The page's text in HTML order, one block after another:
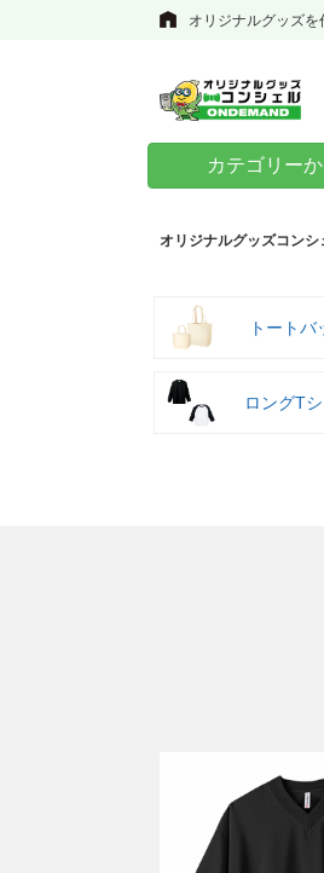
オリジナルグッズを
カテゴリー
オリジナルグッズコンシ
トートバ
ロングT